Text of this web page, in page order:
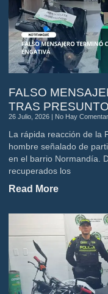
FALSO
TRAS
26 Julio, 2026 No Hay
La rápida reacción de la
hombre señalado de
en el barrio Normandía.
recuperados los
Read More